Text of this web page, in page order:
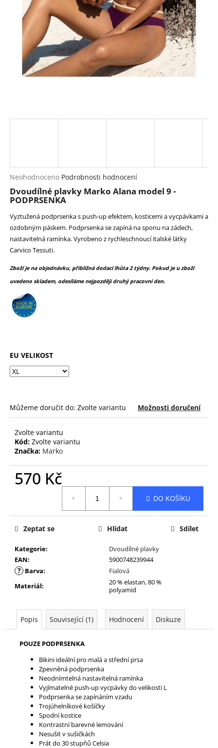
Průměrné
hodnocení
produktu
je
0,0
5
hvězdiček.
Neohodnoceno Podrobnosti hodnocení
Dvoudílné plavky Marko Alana model 9 -
PODPRSENKA
Vyztužená podprsenka s push-up efektem, kosticemi a vycpávkami a
ozdobným páskem. Podprsenka se zapíná na sponu na zádech,
nastavitelná ramínka. Vyrobeno z rychleschnoucí italské látky
Carvico Tessuti.
Zboží je na objednávku, přibližná dodací lhůta 2 týdny. Pokud je u zboží
uvedeno skladem, odesíláme nejpozději druhý pracovní den.
EU VELIKOST
Můžeme doručit do: Zvolte variantu Možnosti doručení
Zvolte variantu
Kód: Zvolte variantu
Značka: Marko
570 Kč
DO KOŠÍKU
Kategorie:
Dvoudílné plavky
EAN: 5900748239944
? Barva:
Fialová
Materiál:
20 % elastan, 80 %
polyamid
Zeptat se Hlídat Sdílet
Popis Související (1) Hodnocení Diskuze
POUZE PODPRSENKA
Bikini ideální pro malá a střední prsa
Zpevněná podprsenka
Neodnímtelná nastavitelná ramínka
Vyjímatelné push-up vycpávky do velikosti L
Podprsenka se zapínáním vzadu
Trojúhelníkové košíčky
Spodní kostice
Kontrastní barevné lemování
Nesušit v sušičkách
Prát do 30 stupňů Celsia
o
p
o
r
č
u
j
e
m
e